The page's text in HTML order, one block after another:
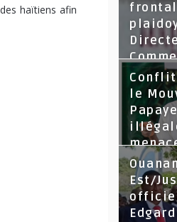
haïtiens afin
le
Est/